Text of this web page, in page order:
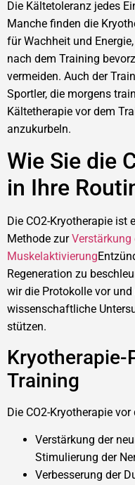
Die Kältetoleranz jedes
Manche finden die
für Wachheit und
nach dem Training
vermeiden. Auch der
Sportler, die morgens
Kältetherapie vor dem
anzukurbeln.
Wie Sie die
in Ihre
Die CO2-Kryotherapie ist
Methode zurVerstärkung
Muskelaktivierung
Regeneration zu
wir die Protokolle vor
wissenschaftliche
stützen.
Training
Die CO2-Kryotherapie
Verstärkung der
Stimulierung der
Verbesserung der